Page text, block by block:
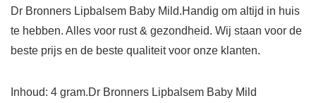
Dr Bronners Lipbalsem Baby Mild.Handig om altijd in huis
te hebben. Alles voor rust & gezondheid. Wij staan voor de
beste prijs en de beste qualiteit voor onze klanten.
Inhoud: 4 gram.Dr Bronners Lipbalsem Baby Mild